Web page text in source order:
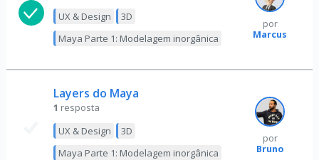
UX & Design
3D
Maya Parte 1: Modelagem inorgânica
por
Marcus
Layers do Maya
1 resposta
UX & Design
3D
Maya Parte 1: Modelagem inorgânica
por
Bruno